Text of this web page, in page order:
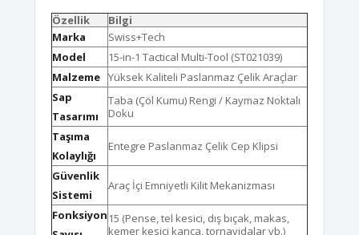
Özellik
Bilgi
Marka
Swiss+Tech
Model
15-in-1 Tactical Multi-Tool (ST021039)
Malzeme Yüksek Kaliteli Paslanmaz Çelik Araçlar
Sap
Tasarımı
Taba (Çöl Kumu) Rengi / Kaymaz Noktalı
Doku
Taşıma
Kolaylığı
Entegre Paslanmaz Çelik Cep Klipsi
Güvenlik
Sistemi
Araç İçi Emniyetli Kilit Mekanizması
Fonksiyon15 (Pense, tel kesici, dış bıçak, makas,
kemer kesici kanca, tornavidalar vb.)